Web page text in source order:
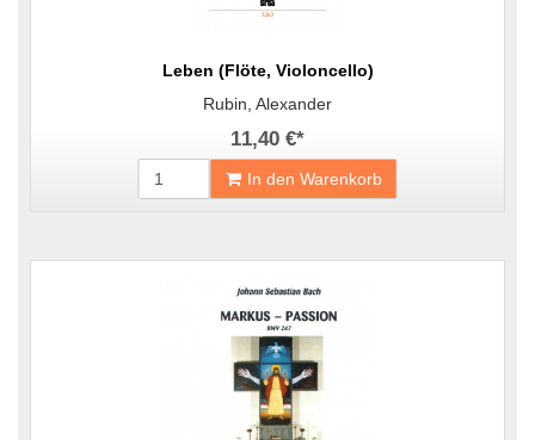
Leben (Flöte, Violoncello)
Rubin, Alexander
11,40 €*
In den Warenkorb